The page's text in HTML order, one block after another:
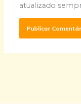
atualizado